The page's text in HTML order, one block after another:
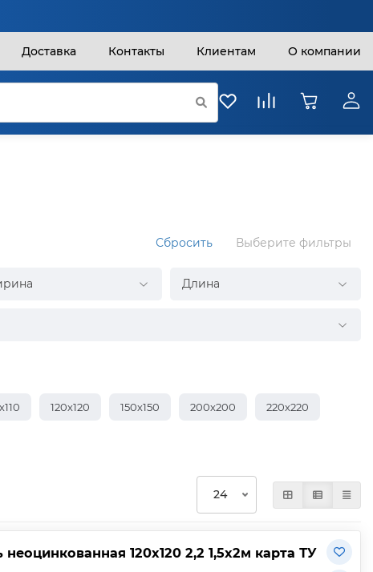
Доставка Контакты Клиентам О компании
Сбросить Выберите фильтры
Длина
120х120 150х150 200х200 220х220
120х120 2,2 1,5х2м карта ТУ